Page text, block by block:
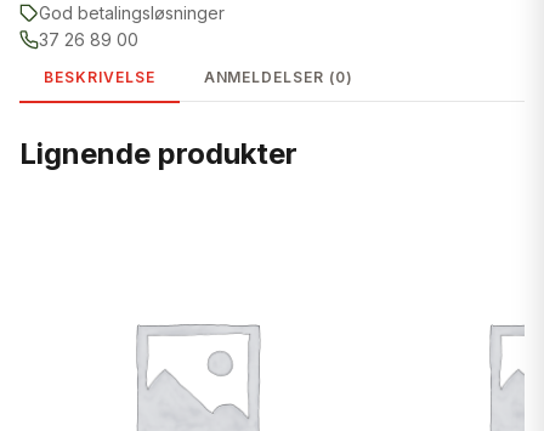
God betalingsløsninger
37 26 89 00
BESKRIVELSE ANMELDELSER (0)
Lignende produkter